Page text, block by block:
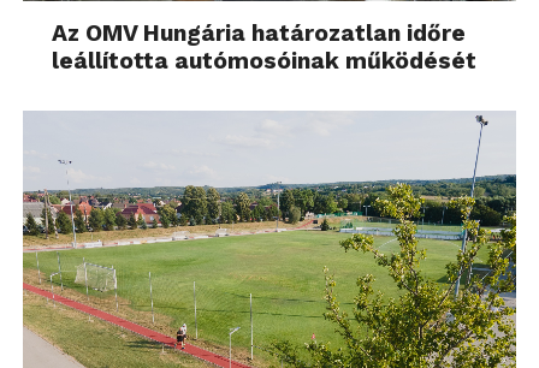
Az OMV Hungária határozatlan időre
leállította autómosóinak működését